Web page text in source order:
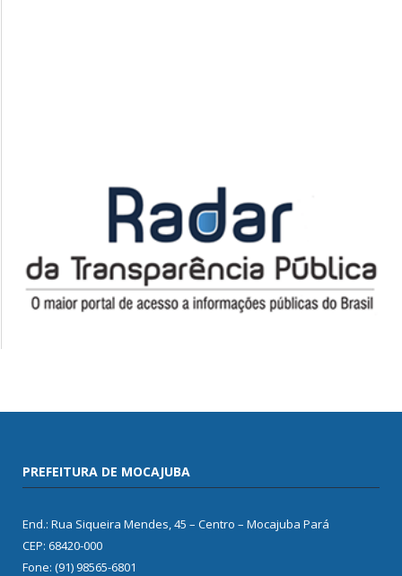
PREFEITURA DE MOCAJUBA
End.: Rua Siqueira Mendes, 45 – Centro – Mocajuba Pará
CEP: 68420-000
Fone: (91) 98565-6801